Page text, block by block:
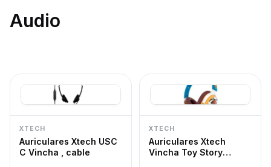
Audio
XTECH
Auriculares Xtech USC
C Vincha , cable
XTECH
Auriculares Xtech
Vincha Toy Story